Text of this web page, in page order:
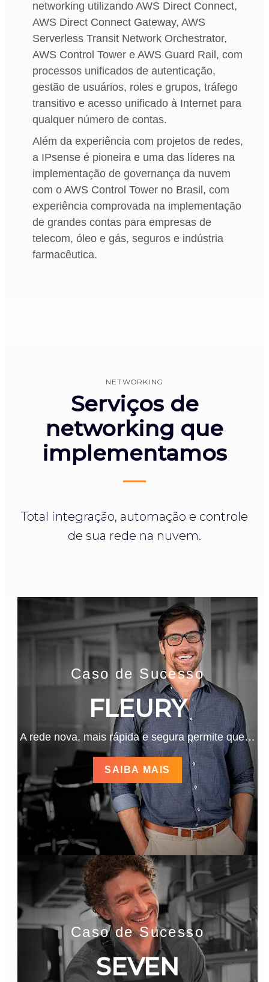
networking utilizando AWS Direct Connect,
AWS Direct Connect Gateway, AWS
Serverless Transit Network Orchestrator,
AWS Control Tower e AWS Guard Rail, com
processos unificados de autenticação,
gestão de usuários, roles e grupos, tráfego
transitivo e acesso unificado à Internet para
qualquer número de contas.
Além da experiência com projetos de redes,
a IPsense é pioneira e uma das líderes na
implementação de governança da nuvem
com o AWS Control Tower no Brasil, com
experiência comprovada na implementação
de grandes contas para empresas de
telecom, óleo e gás, seguros e indústria
farmacêutica.
NETWORKING
Serviços de
networking que
implementamos
Total integração, automação e controle
de sua rede na nuvem.
Caso de Sucesso
FLEURY
A rede nova, mais rápida e segura permite que…
SAIBA MAIS
Caso de Sucesso
SEVEN